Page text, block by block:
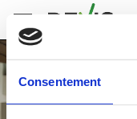
Consentement
Accueil
ça